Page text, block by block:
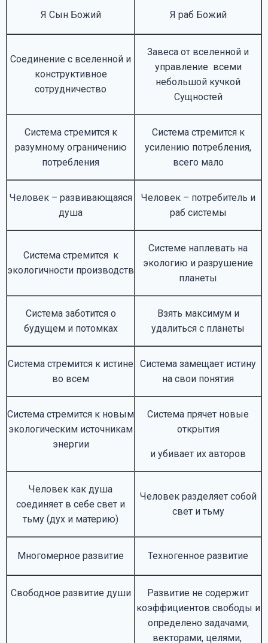
Я Сын Божий Я раб Божий
Соединение с вселенной и
конструктивное
сотрудничество
Завеса от вселенной и
управление всеми
небольшой кучкой
Сущностей
Система стремится к
разумному ограничению
потребления
Система стремится к
усилению потребления,
всего мало
Человек – развивающаяся
душа
Человек – потребитель и
раб системы
Система стремится к
экологичности производств
Системе наплевать на
экологию и разрушение
планеты
Система заботится о
будущем и потомках
Взять максимум и
удалиться с планеты
Система стремится к истине
во всем
Система замещает истину
на свои понятия
Система стремится к новым
экологическим источникам
энергии
Система прячет новые
открытия
и убивает их авторов
Человек как душа
соединяет в себе свет и
тьму (дух и материю)
Человек разделяет собой
свет и тьму
Многомерное развитие Техногенное развитие
Свободное развитие души
Развитие не содержит
коэффициентов свободы и
определено задачами,
векторами, целями,